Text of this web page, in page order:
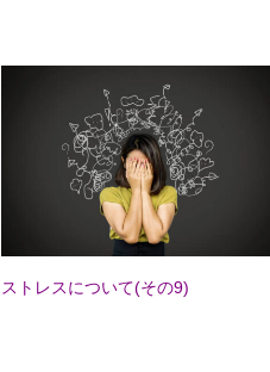
ストレスについて(その9)